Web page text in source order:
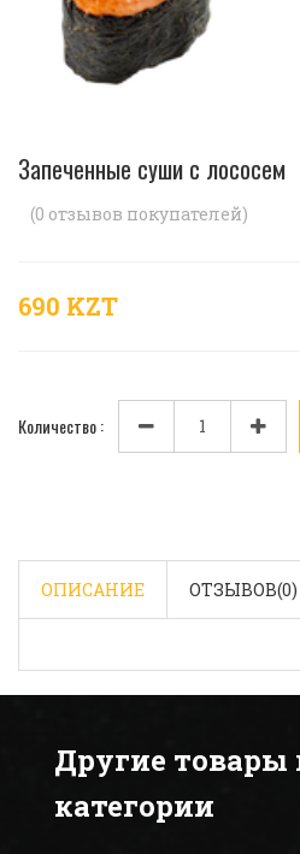
Запеченные суши с лососем
(0 отзывов покупателей)
690 KZT
Количество :
ОПИСАНИЕ ОТЗЫВОВ(0)
Другие товары
категории